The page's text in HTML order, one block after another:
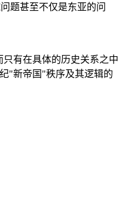
题甚至不仅是东亚的问
有在具体的历史关系之中
"新帝国"秩序及其逻辑的